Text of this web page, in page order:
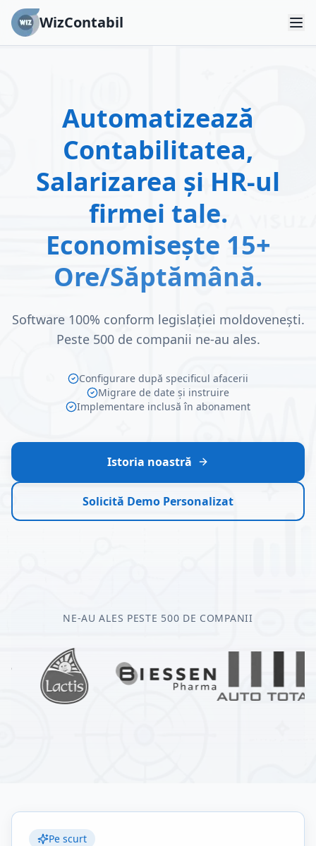
WizContabil
Automatizează
Contabilitatea,
Salarizarea și HR-ul
firmei tale.
Economisește 15+
Ore/Săptămână.
Software 100% conform legislației moldovenești.
Peste 500 de companii ne-au ales.
Configurare după specificul afacerii
Migrare de date și instruire
Implementare inclusă în abonament
Istoria noastră
Solicită Demo Personalizat
NE-AU ALES PESTE 500 DE COMPANII
Pe scurt